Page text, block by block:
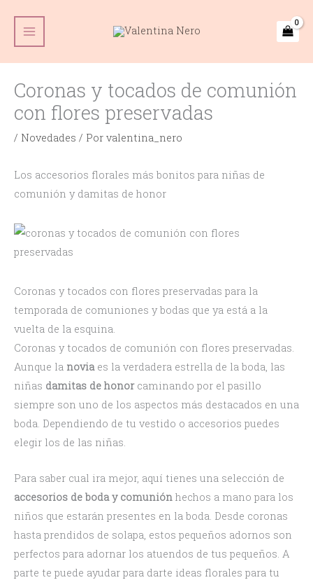
contenido
Main
Menu
Coronas y tocados de comunión
con flores preservadas
/ Novedades / Por valentina_nero
Los accesorios florales más bonitos para niñas de
comunión y damitas de honor
Coronas y tocados con flores preservadas para la
temporada de comuniones y bodas que ya está a la
vuelta de la esquina.
Coronas y tocados de comunión con flores preservadas.
Aunque la noviaes la verdadera estrella de la boda, las
niñas damitas de honorcaminando por el pasillo
siempre son uno de los aspectos más destacados en una
boda. Dependiendo de tu vestido o accesorios puedes
elegir los de las niñas.
Para saber cual ira mejor, aquí tienes una selección de
accesorios de boda y comunión hechos a mano para los
niños que estarán presentes en la boda. Desde coronas
hasta prendidos de solapa, estos pequeños adornos son
perfectos para adornar los atuendos de tus pequeños. A
parte te puede ayudar para darte ideas florales para tu